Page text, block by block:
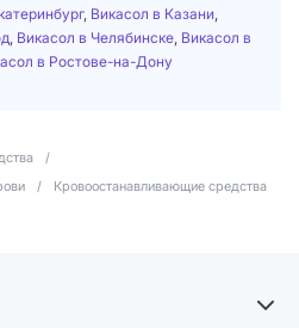
, Викасол в Казани
Викасол в Челябинске Викасол в
в Ростове-на-Дону
/
/
Кровоостанавливающие средства